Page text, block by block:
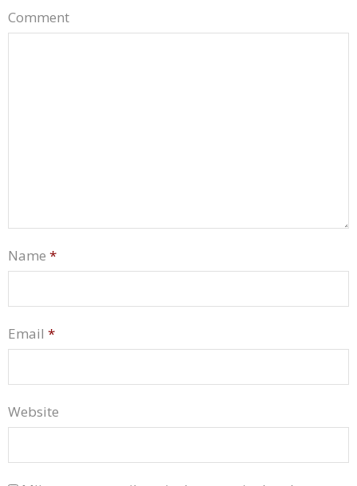
Comment
Name *
Email *
Website